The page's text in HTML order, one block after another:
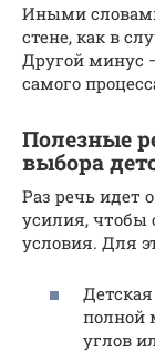
Иными
стене, как в
Другой минус
самого
Полезные
выбора
Раз речь идет
усилия, чтобы
условия. Для
полной
углов